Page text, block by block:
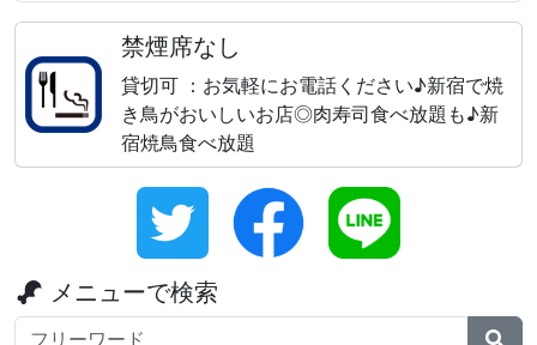
禁煙席なし
貸切可 ：お気軽にお電話ください♪新宿で焼
き鳥がおいしいお店◎肉寿司食べ放題も♪新
宿焼鳥食べ放題
メニューで検索
検索ワード